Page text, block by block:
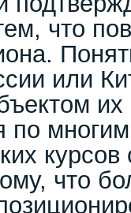
что
или
по
что